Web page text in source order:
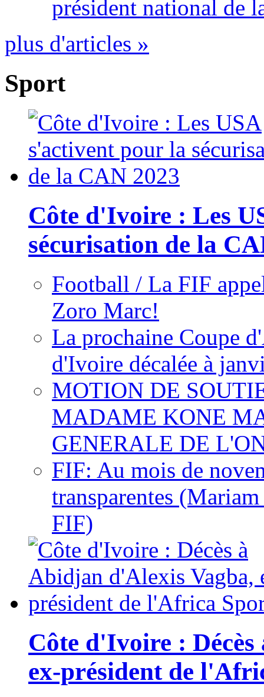
président national de
plus d'articles »
Sport
Côte d'Ivoire : Les
sécurisation de la
Football / La FIF
Zoro Marc!
La prochaine Coupe
d'Ivoire décalée à
MOTION DE
MADAME KONE
GENERALE DE
FIF: Au mois de
transparentes
FIF)
Côte d'Ivoire :
ex-président de